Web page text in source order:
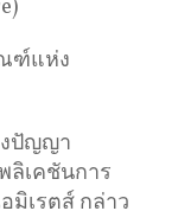
ฑ์แห่ง
งปัญญา
ลิเคชันการ
มิเรตส์ กล่าว